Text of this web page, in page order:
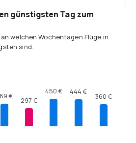
günstigsten Tag zum
welchen Wochentagen Flüge in
sind.
€ 297 €
450 € 444 €
360 €